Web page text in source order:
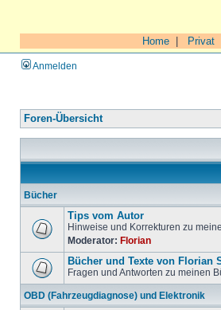
Home Privat
Anmelden
Foren-Übersicht
Bücher
Tips vom Autor
Hinweise und Korrekturen zu
Moderator: Florian
Bücher und Texte von Florian
Fragen und Antworten zu meinen
OBD (Fahrzeugdiagnose) und Elektronik